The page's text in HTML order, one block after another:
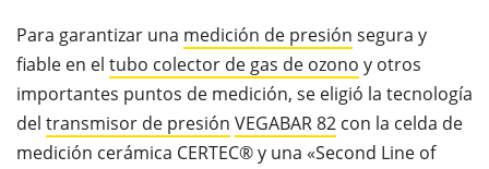
Para garantizar una medición de presión segura y
ﬁable en el tubo colector de gas de ozono y otros
importantes puntos de medición, se eligió la tecnología
del transmisor de presión VEGABAR 82 con la celda de
medición cerámica CERTEC® y una «Second Line of